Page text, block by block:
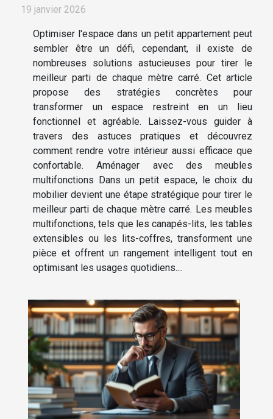
19 janvier 2026
Optimiser l'espace dans un petit appartement peut
sembler être un défi, cependant, il existe de
nombreuses solutions astucieuses pour tirer le
meilleur parti de chaque mètre carré. Cet article
propose des stratégies concrètes pour
transformer un espace restreint en un lieu
fonctionnel et agréable. Laissez-vous guider à
travers des astuces pratiques et découvrez
comment rendre votre intérieur aussi efficace que
confortable. Aménager avec des meubles
multifonctions Dans un petit espace, le choix du
mobilier devient une étape stratégique pour tirer le
meilleur parti de chaque mètre carré. Les meubles
multifonctions, tels que les canapés-lits, les tables
extensibles ou les lits-coffres, transforment une
pièce et offrent un rangement intelligent tout en
optimisant les usages quotidiens....